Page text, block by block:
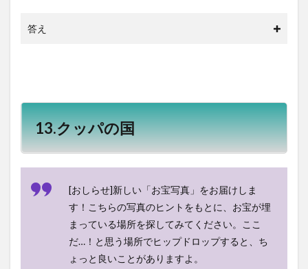
答え
13.クッパの国
[おしらせ]新しい「お宝写真」をお届けしま
す！こちらの写真のヒントをもとに、お宝が埋
まっている場所を探してみてください。ここ
だ…！と思う場所でヒップドロップすると、ち
ょっと良いことがありますよ。